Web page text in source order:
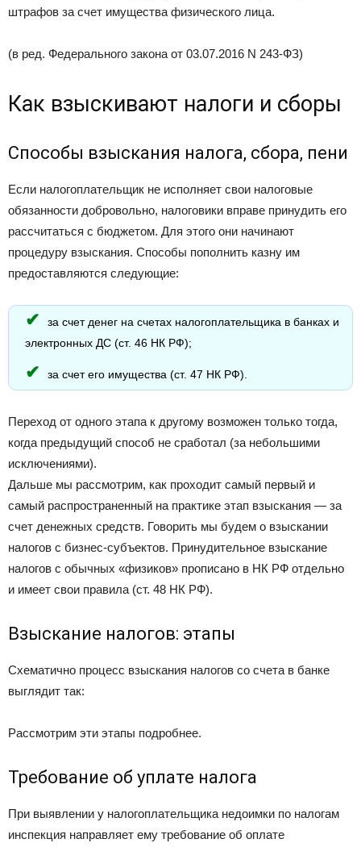
штрафов за счет имущества физического лица.
(в ред. Федерального закона от 03.07.2016 N 243-ФЗ)
Как взыскивают налоги и сборы
Способы взыскания налога, сбора, пени
Если налогоплательщик не исполняет свои налоговые
обязанности добровольно, налоговики вправе принудить его
рассчитаться с бюджетом. Для этого они начинают
процедуру взыскания. Способы пополнить казну им
предоставляются следующие:
за счет денег на счетах налогоплательщика в банках и
электронных ДС (ст. 46 НК РФ);
за счет его имущества (ст. 47 НК РФ).
Переход от одного этапа к другому возможен только тогда,
когда предыдущий способ не сработал (за небольшими
исключениями).
Дальше мы рассмотрим, как проходит самый первый и
самый распространенный на практике этап взыскания — за
счет денежных средств. Говорить мы будем о взыскании
налогов с бизнес-субъектов. Принудительное взыскание
налогов с обычных «физиков» прописано в НК РФ отдельно
и имеет свои правила (ст. 48 НК РФ).
Взыскание налогов: этапы
Схематично процесс взыскания налогов со счета в банке
выглядит так:
Рассмотрим эти этапы подробнее.
Требование об уплате налога
При выявлении у налогоплательщика недоимки по налогам
инспекция направляет ему требование об оплате